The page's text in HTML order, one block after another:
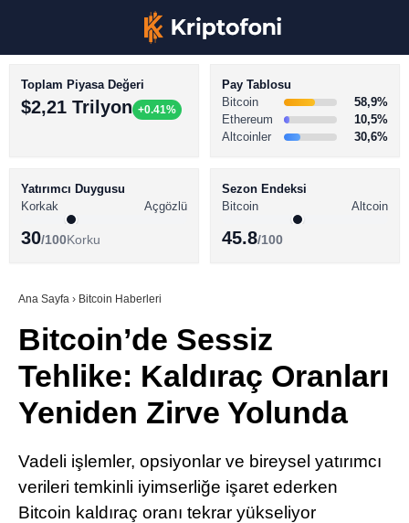
TikTok
LinkedIn
BİTCOİN HABERLERİ
ALTCOİN HABERLERİ
SÖZLÜK
Toplam Piyasa Değeri
$2,21 Trilyon +0.41%
Pay Tablosu
Bitcoin
58,9%
Ethereum
10,5%
Altcoinler
30,6%
Yatırımcı Duygusu
Korkak
Açgözlü
30/100Korku
Sezon Endeksi
Bitcoin
Altcoin
45.8/100
Ana Sayfa › Bitcoin Haberleri
Bitcoin’de Sessiz
Tehlike: Kaldıraç Oranları
Yeniden Zirve Yolunda
Vadeli işlemler, opsiyonlar ve bireysel yatırımcı
verileri temkinli iyimserliğe işaret ederken
Bitcoin kaldıraç oranı tekrar yükseliyor